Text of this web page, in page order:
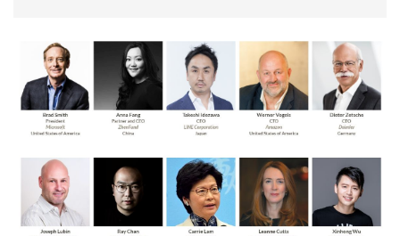
RISE_SPEAKERS.jpg